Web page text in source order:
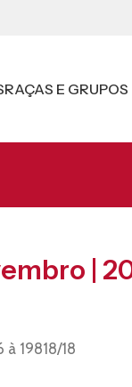
RAÇAS E GRUPOS
|
19818/18